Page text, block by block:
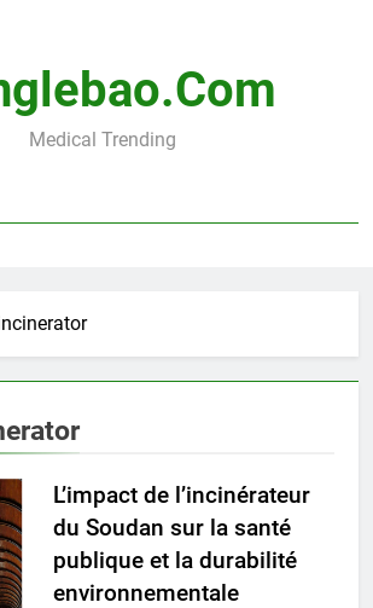
Medical Trending
L’impact de l’incinérateur
du Soudan sur la santé
publique et la durabilité
environnementale